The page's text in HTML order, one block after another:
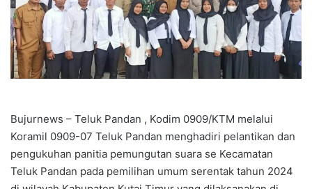
Bujurnews – Teluk Pandan , Kodim 0909/KTM melalui
Koramil 0909-07 Teluk Pandan menghadiri pelantikan dan
pengukuhan panitia pemungutan suara se Kecamatan
Teluk Pandan pada pemilihan umum serentak tahun 2024